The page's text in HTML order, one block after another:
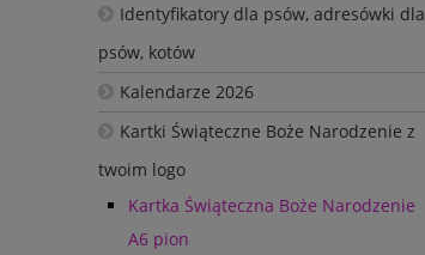
Identyfikatory dla psów, adresówki dla
psów, kotów
Kalendarze 2026
Kartki Świąteczne Boże Narodzenie z
twoim logo
Kartka Świąteczna Boże Narodzenie
A6 pion